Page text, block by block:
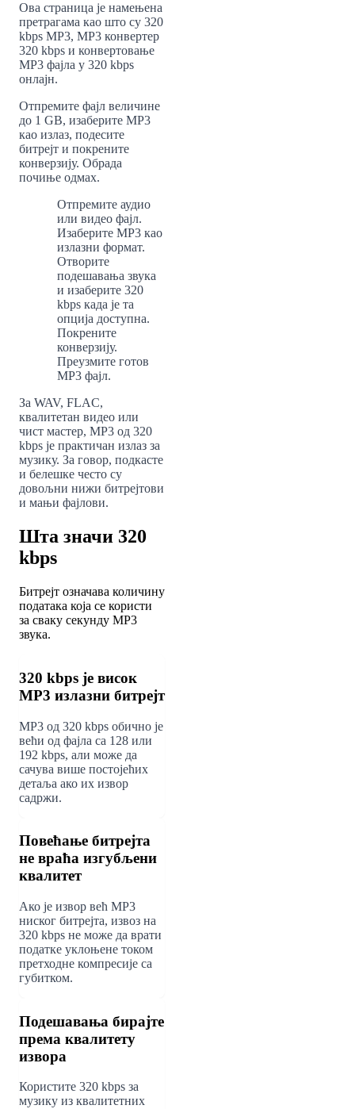
Ова страница је намењена
претрагама као што су 320
kbps MP3, MP3 конвертер
320 kbps и конвертовање
MP3 фајла у 320 kbps
онлајн.
Отпремите фајл величине
до 1 GB, изаберите MP3
као излаз, подесите
битрејт и покрените
конверзију. Обрада
почиње одмах.
Отпремите аудио
или видео фајл.
Изаберите MP3 као
излазни формат.
Отворите
подешавања звука
и изаберите 320
kbps када је та
опција доступна.
Покрените
конверзију.
Преузмите готов
MP3 фајл.
За WAV, FLAC,
квалитетан видео или
чист мастер, MP3 од 320
kbps је практичан излаз за
музику. За говор, подкасте
и белешке често су
довољни нижи битрејтови
и мањи фајлови.
Шта значи 320
kbps
Битрејт означава количину
података која се користи
за сваку секунду MP3
звука.
320 kbps је висок
MP3 излазни битрејт
MP3 од 320 kbps обично је
већи од фајла са 128 или
192 kbps, али може да
сачува више постојећих
детаља ако их извор
садржи.
Повећање битрејта
не враћа изгубљени
квалитет
Ако је извор већ MP3
ниског битрејта, извоз на
320 kbps не може да врати
податке уклоњене током
претходне компресије са
губитком.
Подешавања бирајте
према квалитету
извора
Користите 320 kbps за
музику из квалитетних